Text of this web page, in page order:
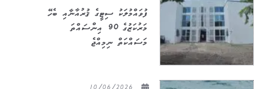
ފުވައްމުލަކު ސިޓީގެ ޤުރުއާނާއި ބެހޭ
މަރުކަޒުގެ 90 އިންސައްތަ
މަސައްކަތް ނިމިއްޖެ